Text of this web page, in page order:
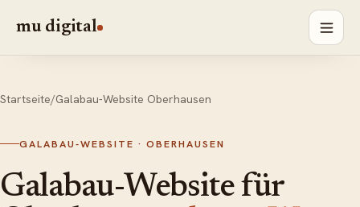
mu digital
Startseite/Galabau-Website Oberhausen
GALABAU-WEBSITE · OBERHAUSEN
Galabau-Website für